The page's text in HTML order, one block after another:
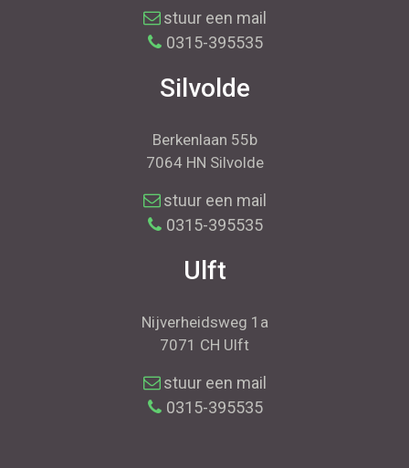
stuur een mail
0315-395535
Silvolde
Berkenlaan 55b
7064 HN Silvolde
stuur een mail
0315-395535
Ulft
Nijverheidsweg 1a
7071 CH Ulft
stuur een mail
0315-395535